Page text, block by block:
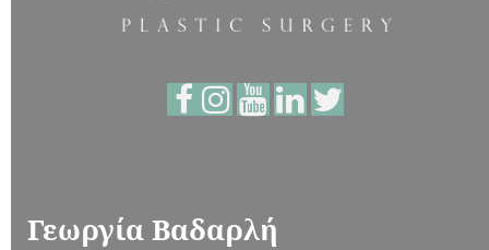
Γεωργία Βαδαρλή